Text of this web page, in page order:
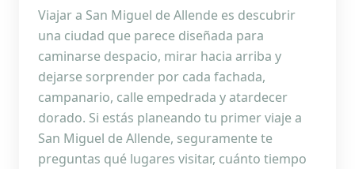
Viajar a San Miguel de Allende es descubrir
una ciudad que parece diseñada para
caminarse despacio, mirar hacia arriba y
dejarse sorprender por cada fachada,
campanario, calle empedrada y atardecer
dorado. Si estás planeando tu primer viaje a
San Miguel de Allende, seguramente te
preguntas qué lugares visitar, cuánto tiempo